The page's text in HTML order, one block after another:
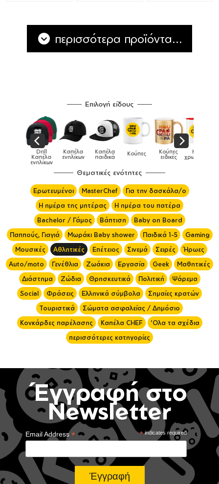
περισσότερα προϊόντα...
Επιλογή είδους
Drill
Καπέλα
ενηλίκων
Καπέλα
ενηλίκων
Καπέλα
παιδικά Κούπες Κούπες
ειδικές
Κούπες
χρωματιστές
Θεματικές ενότητες
Ερωτευμένοι MasterChef
Για την δασκάλα/ο
Η ημέρα της μητέρας
Η ημέρα του πατέρα
Bachelor / Γάμος
Βάπτιση
Baby on Board
Παππούς, Γιαγιά
Μωράκι Baby shower Παιδικά 1-5
Gaming
Μουσικές
Αθλητικές Επέτειος Σινεμά Σειρές
Ήρωες
Auto/moto
Γενέθλια Ζωάκια Εργασία Geek
Μαθητικές
Διάστημα
Ζώδια Θρησκευτικά Πολιτική
Ψάρεμα
Social
Φράσεις Ελληνικά σύμβολα
Σημαίες κρατών
Τουριστικά
Σώματα ασφαλείας / Δημόσιο
Κονκάρδες παρέλασης
Καπέλα CHEF
'Ολα τα σχέδια
περισσότερες κατηγορίες
Έγγραφή στο
Newsletter
*indicates required
Email Address*